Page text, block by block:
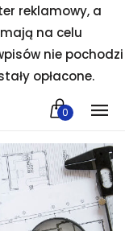
reklamowy, a
na celu
nie pochodzi
opłacone.
0